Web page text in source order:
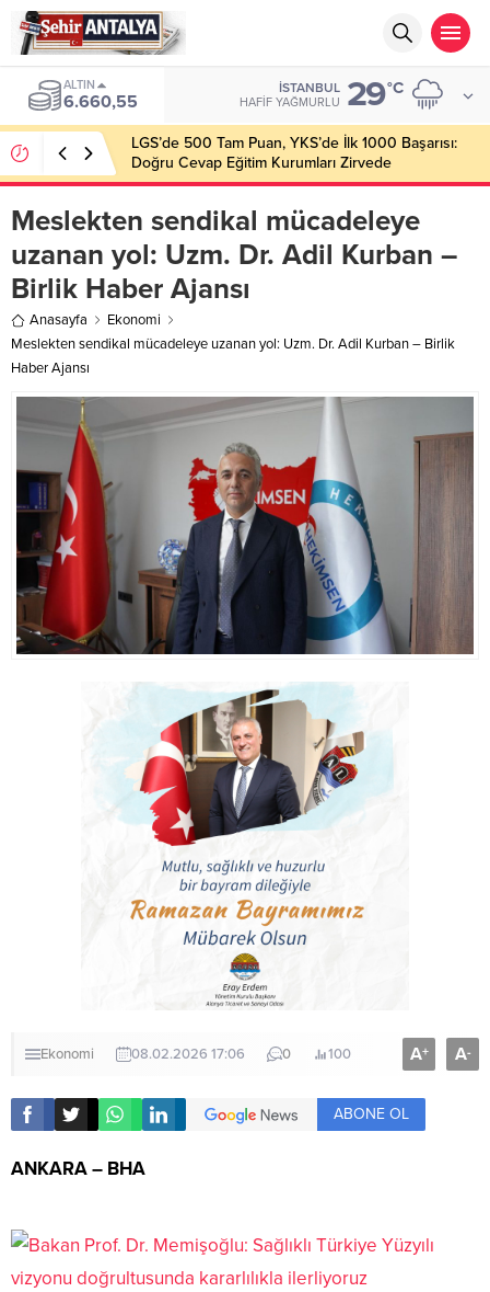
ALTIN
6.660,55
İSTANBUL
HAFIF YAĞMURLU 29°C
LGS’de 500 Tam Puan, YKS’de İlk 1000 Başarısı:
Doğru Cevap Eğitim Kurumları Zirvede
Meslekten sendikal mücadeleye
uzanan yol: Uzm. Dr. Adil Kurban –
Birlik Haber Ajansı
Anasayfa
Ekonomi
Meslekten sendikal mücadeleye uzanan yol: Uzm. Dr. Adil Kurban – Birlik
Haber Ajansı
Ekonomi 08.02.2026 17:06 0 100 A+ A-
ABONE OL
ANKARA – BHA